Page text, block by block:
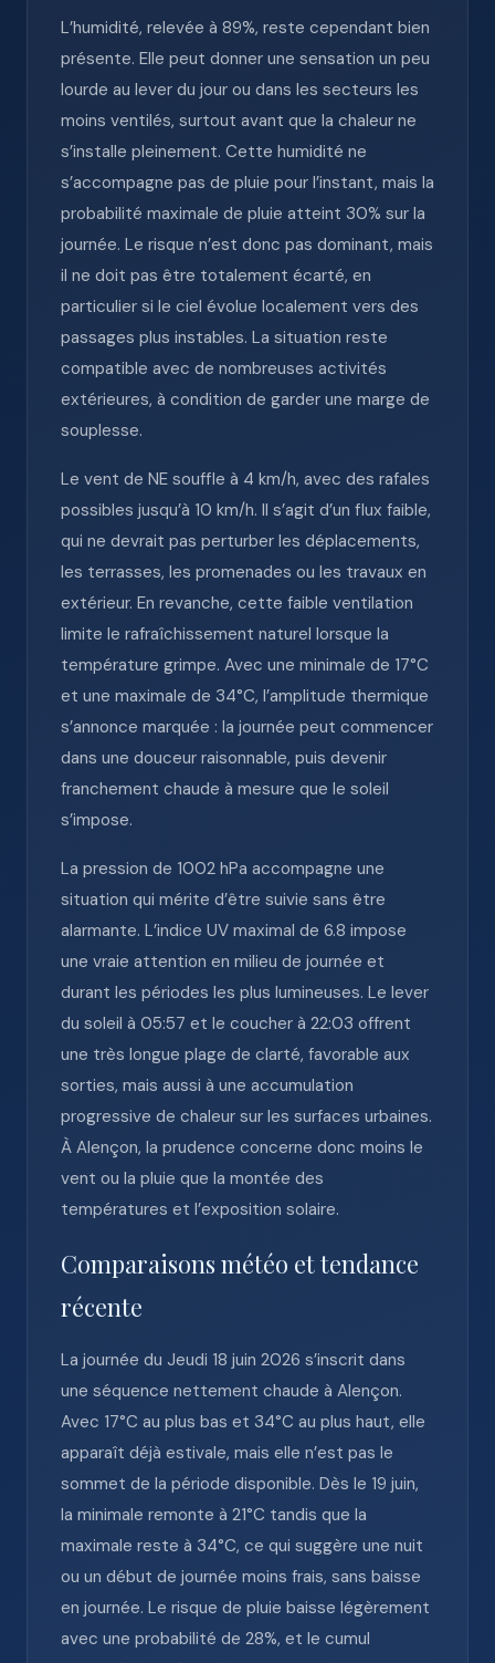
L’humidité, relevée à 89%, reste cependant bien
présente. Elle peut donner une sensation un peu
lourde au lever du jour ou dans les secteurs les
moins ventilés, surtout avant que la chaleur ne
s’installe pleinement. Cette humidité ne
s’accompagne pas de pluie pour l’instant, mais la
probabilité maximale de pluie atteint 30% sur la
journée. Le risque n’est donc pas dominant, mais
il ne doit pas être totalement écarté, en
particulier si le ciel évolue localement vers des
passages plus instables. La situation reste
compatible avec de nombreuses activités
extérieures, à condition de garder une marge de
souplesse.
Le vent de NE souffle à 4 km/h, avec des rafales
possibles jusqu’à 10 km/h. Il s’agit d’un flux faible,
qui ne devrait pas perturber les déplacements,
les terrasses, les promenades ou les travaux en
extérieur. En revanche, cette faible ventilation
limite le rafraîchissement naturel lorsque la
température grimpe. Avec une minimale de 17°C
et une maximale de 34°C, l’amplitude thermique
s’annonce marquée : la journée peut commencer
dans une douceur raisonnable, puis devenir
franchement chaude à mesure que le soleil
s’impose.
La pression de 1002 hPa accompagne une
situation qui mérite d’être suivie sans être
alarmante. L’indice UV maximal de 6.8 impose
une vraie attention en milieu de journée et
durant les périodes les plus lumineuses. Le lever
du soleil à 05:57 et le coucher à 22:03 offrent
une très longue plage de clarté, favorable aux
sorties, mais aussi à une accumulation
progressive de chaleur sur les surfaces urbaines.
À Alençon, la prudence concerne donc moins le
vent ou la pluie que la montée des
températures et l’exposition solaire.
Comparaisons météo et tendance
récente
La journée du Jeudi 18 juin 2026 s’inscrit dans
une séquence nettement chaude à Alençon.
Avec 17°C au plus bas et 34°C au plus haut, elle
apparaît déjà estivale, mais elle n’est pas le
sommet de la période disponible. Dès le 19 juin,
la minimale remonte à 21°C tandis que la
maximale reste à 34°C, ce qui suggère une nuit
ou un début de journée moins frais, sans baisse
en journée. Le risque de pluie baisse légèrement
avec une probabilité de 28%, et le cumul